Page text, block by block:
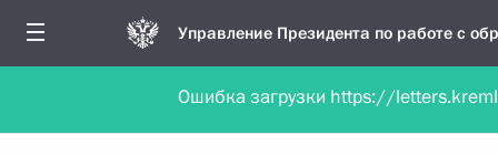
Управление Президента по работе с
Обратиться в форме электронного
Ошибка загрузки https://